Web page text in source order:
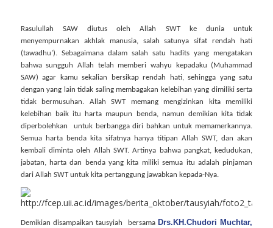
Rasulullah SAW diutus oleh Allah SWT ke dunia untuk
menyempurnakan akhlak manusia, salah satunya sifat rendah hati
(tawadhu’). Sebagaimana dalam salah satu hadits yang mengatakan
bahwa sungguh Allah telah memberi wahyu kepadaku (Muhammad
SAW) agar kamu sekalian bersikap rendah hati, sehingga yang satu
dengan yang lain tidak saling membagakan kelebihan yang dimiliki serta
tidak bermusuhan. Allah SWT memang mengizinkan kita memiliki
kelebihan baik itu harta maupun benda, namun demikian kita tidak
diperbolehkan
untuk berbangga diri bahkan untuk memamerkannya.
Semua harta benda kita sifatnya hanya titipan Allah SWT, dan akan
kembali diminta oleh Allah SWT. Artinya bahwa pangkat, kedudukan,
jabatan, harta dan benda yang kita miliki semua itu adalah pinjaman
dari Allah SWT untuk kita pertanggung jawabkan kepada-Nya.
Demikian disampaikan tausyiah bersama Drs.KH.Chudori Muchtar,